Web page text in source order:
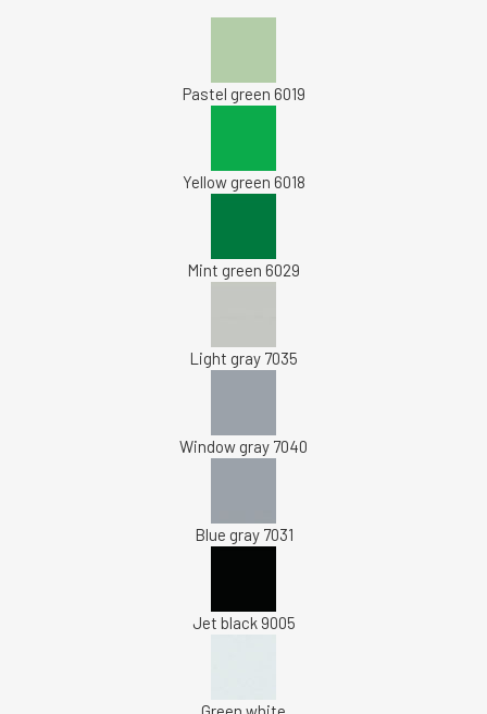
Pastel green 6019
Yellow green 6018
Mint green 6029
Light gray 7035
Window gray 7040
Blue gray 7031
Jet black 9005